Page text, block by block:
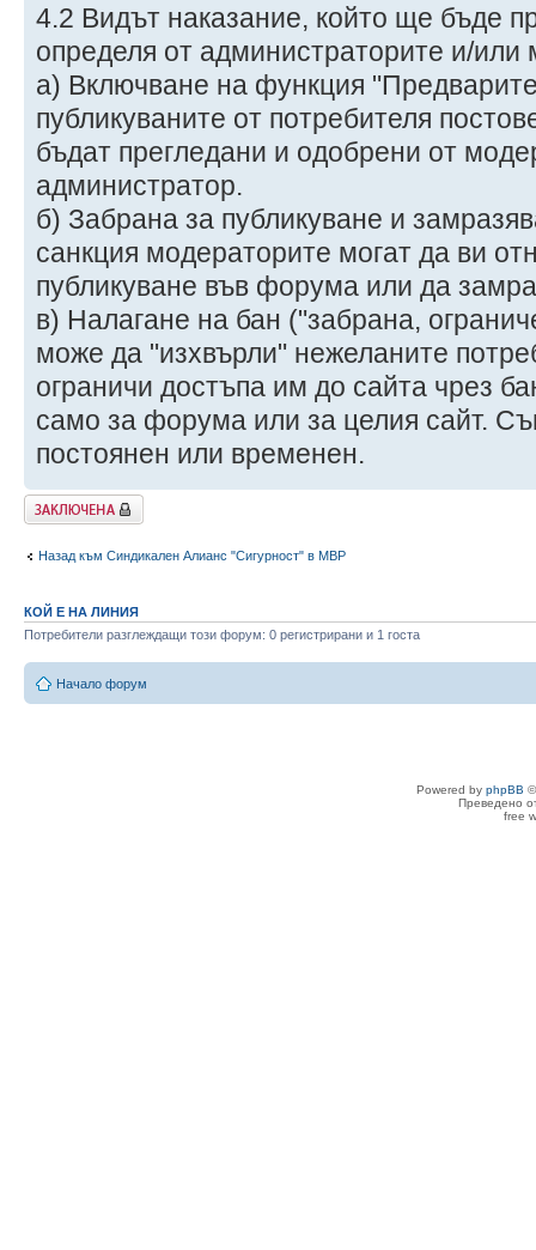
4.2 Видът наказание, който ще бъде
определя от администраторите и/
а) Включване на функция
публикуваните от потребителя
бъдат прегледани и одобрени от
администратор.
б) Забрана за публикуване и
санкция модераторите могат да ви
публикуване във форума или да
в) Налагане на бан ("забрана,
може да "изхвърли" нежеланите
ограничи достъпа им до сайта чрез
само за форума или за целия сайт.
постоянен или временен.
Заключена
Назад към Синдикален Алианс "Сигурност" в МВР
КОЙ Е НА ЛИНИЯ
Потребители разглеждащи този форум: 0 регистрирани и 1 госта
Начало форум
Powered by phpBB
Преведено
free